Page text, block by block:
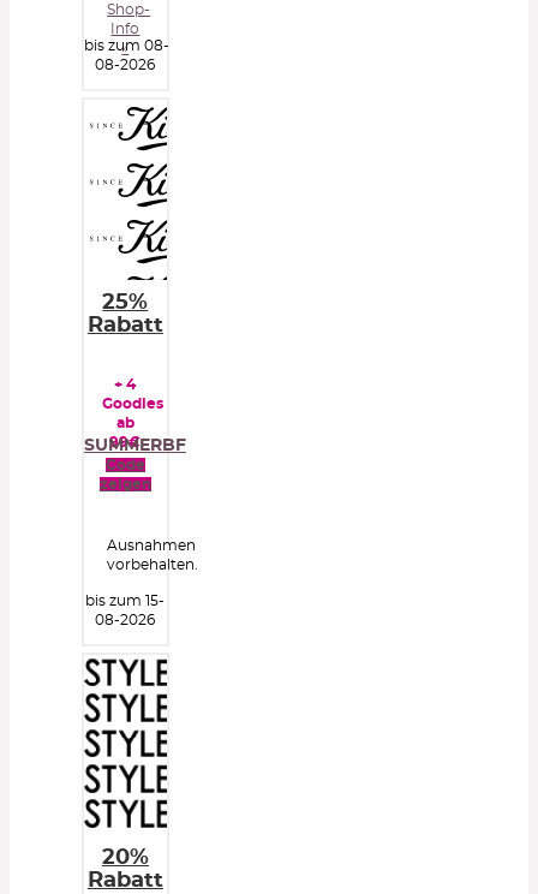
Shop-
Info
»
bis zum 08-
08-2026
25%
Rabatt
+ 4
Goodies
ab
99€
SUMMERBF
Code
zeigen
Ausnahmen
vorbehalten.
bis zum 15-
08-2026
20%
Rabatt